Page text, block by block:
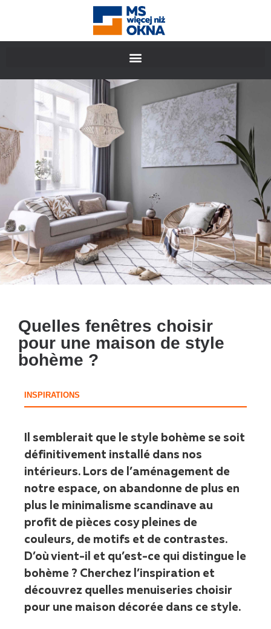
Quelles fenêtres choisir
pour une maison de style
bohème ?
INSPIRATIONS
Il semblerait que le style bohème se soit
définitivement installé dans nos
intérieurs. Lors de l’aménagement de
notre espace, on abandonne de plus en
plus le minimalisme scandinave au
profit de pièces cosy pleines de
couleurs, de motifs et de contrastes.
D’où vient-il et qu’est-ce qui distingue le
bohème ? Cherchez l’inspiration et
découvrez quelles menuiseries choisir
pour une maison décorée dans ce style.